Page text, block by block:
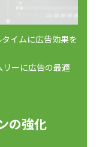
イムに広告効果を
リーに広告の最適
の強化